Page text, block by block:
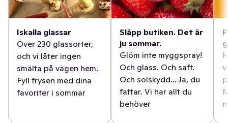
Iskalla glassar
Över 230 glassorter,
och vi låter ingen
smälta på vägen hem.
Fyll frysen med dina
favoriter i sommar
Släpp butiken. Det är
ju sommar.
Glöm inte myggspray!
Och glass. Och saft.
Och solskydd... Ja, du
fattar. Vi har allt du
behöver